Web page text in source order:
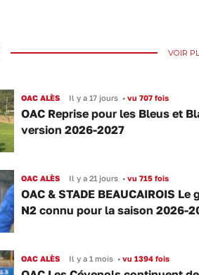
VOIR
OAC ALÈS Il y a 17 jours •vu 707 fois
OAC Reprise pour les Bleus et
version 2026-2027
OAC ALÈS Il y a 21 jours •vu 715 fois
OAC & STADE BEAUCAIROIS Le
N2 connu pour la saison 2026-
OAC ALÈS Il y a 1 mois •vu 1394 fois